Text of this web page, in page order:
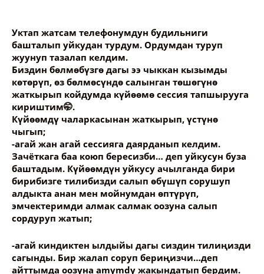
Уктап жатсам телефонумдун будильниги
башталып уйкудан турдум. Ордумдан туруп
жуунуп тазалап келдим.
Биздин бөлмөбүзгө дагы ээ чыккан кызымды
көтөрүп, өз бөлмөсүндө салынган төшөгүнө
жаткырып койдумда күйөөмө сессия тапшырууга
кириштим🤭.
Күйөөмдү чаларкасынан жаткырып, үстүнө
чыгып;
-агай жан агай сессияга даярданып келдим.
Зачёткага баа коюп бересизби… деп уйкусун буза
баштадым. Күйөөмдүн уйкусу ачылганда бири
бирибизге тилибизди салып өбүшүп сорушуп
алдыкта анан мен мойнумдан өптүрүп,
эмчектеримди алмак салмак оозуна салып
сордуруп жатып;
-агай киндиктен ылдыйы дагы сиздин тилиңизди
сагынды. Бир жалап соруп бериңизчи…деп
айттымда оозуна amymdy жакындатып бердим.